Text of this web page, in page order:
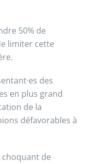
50% de
limiter cette
des
en plus grand
de la
défavorables à
choquant de